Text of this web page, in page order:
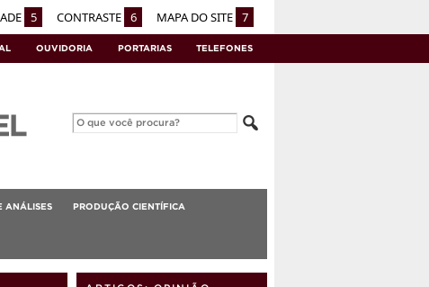
5 CONTRASTE 6 MAPA DO SITE 7
OUVIDORIA PORTARIAS TELEFONES
ANÁLISES PRODUÇÃO CIENTÍFICA